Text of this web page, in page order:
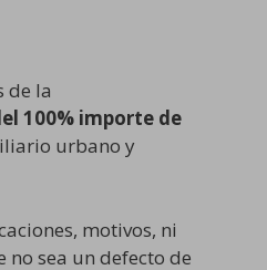
de la
100% importe de
urbano y
motivos, ni
no sea un defecto de